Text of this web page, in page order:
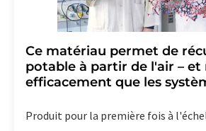
Ce matériau permet de
potable à partir de l'air –
efficacement que les
Produit pour la première fois à